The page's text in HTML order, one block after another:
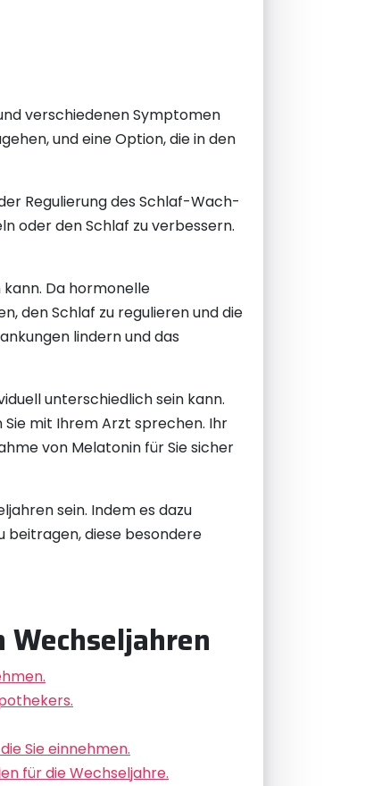
verschiedenen Symptomen
und eine Option, die in den
Regulierung des Schlaf-Wach-
oder den Schlaf zu verbessern.
Da hormonelle
den Schlaf zu regulieren und die
lindern und das
unterschiedlich sein kann.
mit Ihrem Arzt sprechen. Ihr
von Melatonin für Sie sicher
sein. Indem es dazu
beitragen, diese besondere
Sie einnehmen.
für die Wechseljahre.